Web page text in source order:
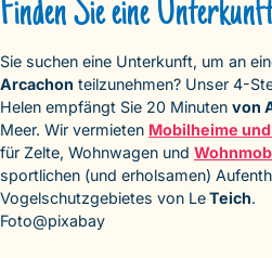
Finden Sie eine
Sie suchen eine Unterkunft, um an
Arcachon teilzunehmen? Unser 4-
Helen empfängt Sie 20 Minuten von
Meer. Wir vermieten Mobilheime
für Zelte, Wohnwagen und
sportlichen (und erholsamen)
Vogelschutzgebietes von LeTeich.
Foto@pixabay